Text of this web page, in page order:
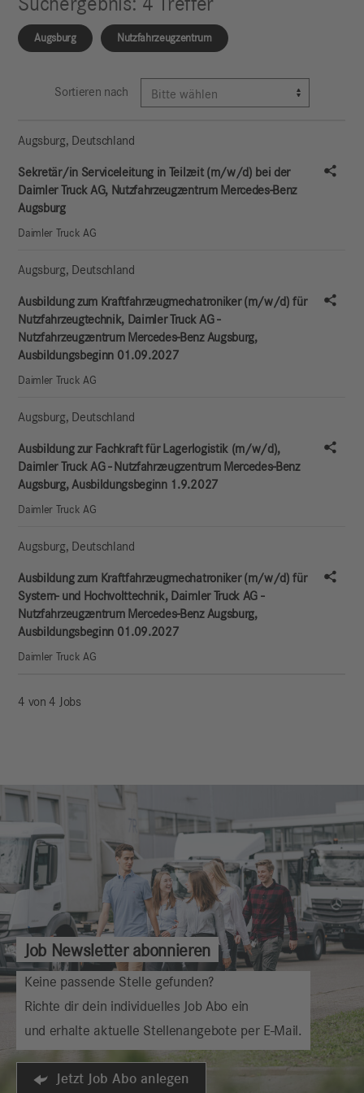
Augsburg Nutzfahrzeugzentrum
Sortieren nach
Unternehmen
Stellentitel
Standort
Sekretär/in Serviceleitung in Teilzeit (m/w/d) bei der
Daimler Truck AG, Nutzfahrzeugzentrum Mercedes-Benz
Augsburg
Daimler Truck AG
Augsburg, Deutschland
Ausbildung zum Kraftfahrzeugmechatroniker (m/w/d) für
Nutzfahrzeugtechnik, Daimler Truck AG -
Nutzfahrzeugzentrum Mercedes-Benz Augsburg,
Ausbildungsbeginn 01.09.2027
Daimler Truck AG
Augsburg, Deutschland
Ausbildung zur Fachkraft für Lagerlogistik (m/w/d),
Daimler Truck AG - Nutzfahrzeugzentrum Mercedes-Benz
Augsburg, Ausbildungsbeginn 1.9.2027
Daimler Truck AG
Augsburg, Deutschland
Ausbildung zum Kraftfahrzeugmechatroniker (m/w/d) für
System- und Hochvolttechnik, Daimler Truck AG -
Nutzfahrzeugzentrum Mercedes-Benz Augsburg,
Ausbildungsbeginn 01.09.2027
Daimler Truck AG
Augsburg, Deutschland
4 von 4 Jobs
Job Newsletter abonnieren
Keine passende Stelle gefunden?
Richte dir dein individuelles Job Abo ein
und erhalte aktuelle Stellenangebote per E-Mail.
Jetzt Job Abo anlegen